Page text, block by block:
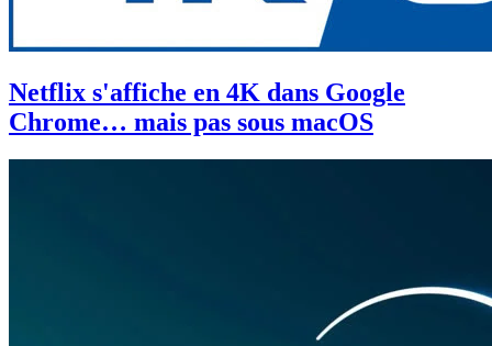
Netflix s'affiche en 4K dans Google
Chrome… mais pas sous macOS